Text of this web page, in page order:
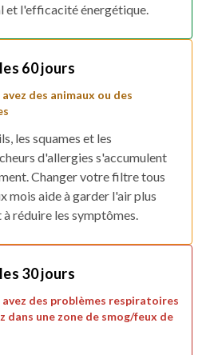
et l'efficacité énergétique.
60 jours
avez des animaux ou des
les squames et les
d'allergies s'accumulent
Changer votre filtre tous
mois aide à garder l'air plus
réduire les symptômes.
30 jours
avez des problèmes respiratoires
dans une zone de smog/feux de